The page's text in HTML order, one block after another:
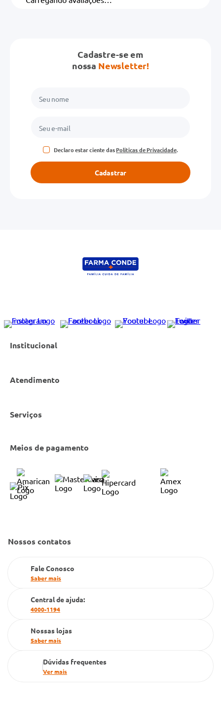
Cadastre-se em
nossa Newsletter!
Declaro estar ciente dasPolíticas de Privacidade.
Cadastrar
Institucional
Cobre Oferta
Código de Conduta
Atendimento
Política de Privacidade
Política de Reembolso
Fale Conosco
Serviços
Bulário Anvisa
Condeclin
Convênio Conlife
Cartão Grupo Conde
Meios de pagamento
Nossos contatos
Fale Conosco
Saber mais
Central de ajuda:
4000-1194
Nossas lojas
Saber mais
Dúvidas frequentes
Ver mais